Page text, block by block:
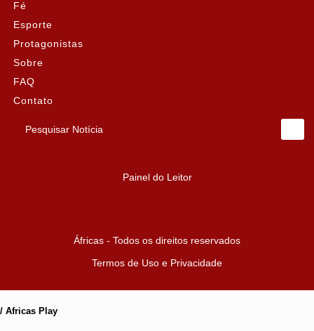
Fé
Esporte
Protagonistas
Sobre
FAQ
Contato
Pesquisar Notícia
Painel do Leitor
Áfricas - Todos os direitos reservados
Termos de Uso e Privacidade
/ Africas Play